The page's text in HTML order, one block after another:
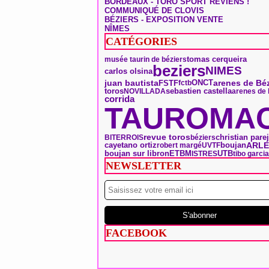
COMMUNIQUÉ DE CLOVIS
BÉZIERS - EXPOSITION VENTE
NÎMES
CATÉGORIES
musée taurin de bézierstomas cerqueira
carlos olsinabeziersNIMES
juan bautistaFSTFfctbONCTarenes de
torosNOVILLADAsebastien castellaarenes de
corrida
BITERROISrevue torosbézierschristian
cayetano ortizrobert margéUVTFboujan
boujan sur libronETBMISTRESUTBtibo garcia
NEWSLETTER
FACEBOOK